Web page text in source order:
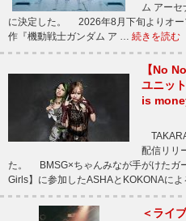
ム アーセ
に決定した。 2026年8月下旬よりオー
作『機動戦士ガンダム ア … 続きを読む
【No
ユニッ
is
配信リリ
た。 BMSG×ちゃんみなが手がけたガ
Girls】に参加したASHAとKOKONAに
＜ライ